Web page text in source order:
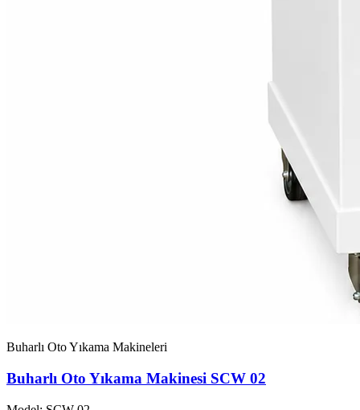
Buharlı Oto Yıkama Makineleri
Buharlı Oto Yıkama Makinesi SCW 02